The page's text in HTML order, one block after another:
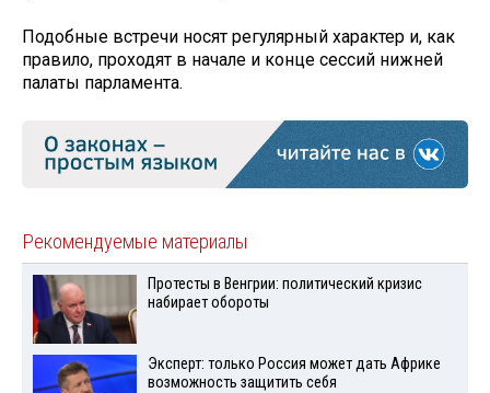
Подобные встречи носят регулярный характер и, как
правило, прох­одят в начале и конце сессий нижней
палаты парламента.
Рекомендуемые материалы
Протесты в Венгрии: политический кризис
набирает обороты
Эксперт: только Россия может дать Африке
возможность защитить себя